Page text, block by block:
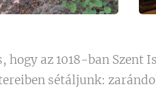
hogy az 1018-ban
sétáljunk: